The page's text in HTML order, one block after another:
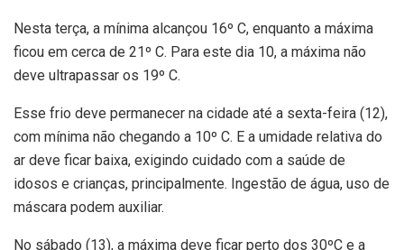
Nesta terça, a mínima alcançou 16º C, enquanto a máxima
ficou em cerca de 21º C. Para este dia 10, a máxima não
deve ultrapassar os 19º C.
Esse frio deve permanecer na cidade até a sexta-feira (12),
com mínima não chegando a 10º C. E a umidade relativa do
ar deve ficar baixa, exigindo cuidado com a saúde de
idosos e crianças, principalmente. Ingestão de água, uso de
máscara podem auxiliar.
No sábado (13), a máxima deve ficar perto dos 30ºC e a